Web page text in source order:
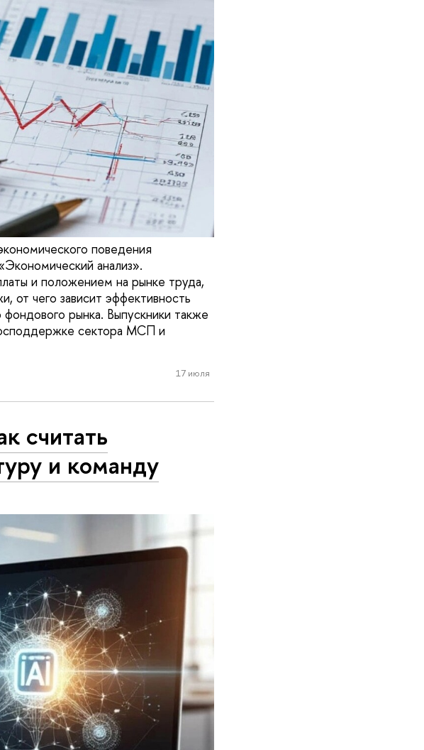
поведения
анализ».
и положением на рынке труда,
от чего зависит эффективность
рынка. Выпускники также
сектора МСП и
17 июля
считать
и команду